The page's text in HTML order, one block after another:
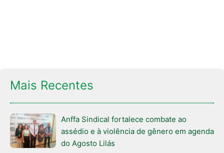
Mais Recentes
Anffa Sindical fortalece combate ao
assédio e à violência de gênero em agenda
do Agosto Lilás